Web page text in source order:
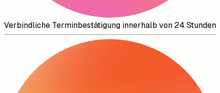
Verbindliche Terminbestätigung innerhalb von 24 Stunden